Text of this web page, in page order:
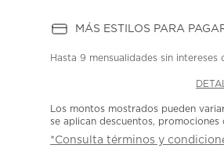
MÁS ESTILOS PARA
Hasta9 mensualidades sin intereses
Los montos mostrados pueden
se aplican descuentos, promociones
*Consulta términos y